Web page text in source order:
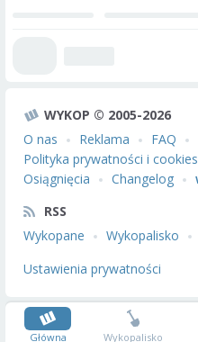
WYKOP © 2005-2026
O nas
Reklama FAQ
Polityka prywatności i cookies
Osiągnięcia
Changelog
RSS
Wykopane
Wykopalisko
Ustawienia prywatności
Główna Wykopalisko